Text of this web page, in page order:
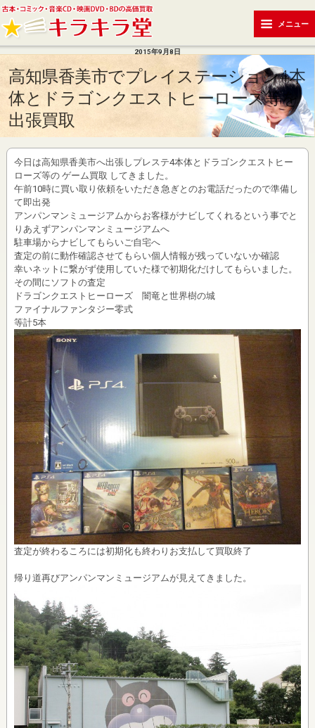
メニュー
2015年9月8日
高知県香美市でプレイステーション4本
体とドラゴンクエストヒーローズ等を
出張買取
今日は高知県香美市へ出張しプレステ4本体とドラゴンクエストヒー
ローズ等の ゲーム買取 してきました。
午前10時に買い取り依頼をいただき急ぎとのお電話だったので準備し
て即出発
アンパンマンミュージアムからお客様がナビしてくれるという事でと
りあえずアンパンマンミュージアムへ
駐車場からナビしてもらいご自宅へ
査定の前に動作確認させてもらい個人情報が残っていないか確認
幸いネットに繋がず使用していた様で初期化だけしてもらいました。
その間にソフトの査定
ドラゴンクエストヒーローズ 闇竜と世界樹の城
ファイナルファンタジー零式
等計5本
査定が終わるころには初期化も終わりお支払して買取終了
帰り道再びアンパンマンミュージアムが見えてきました。